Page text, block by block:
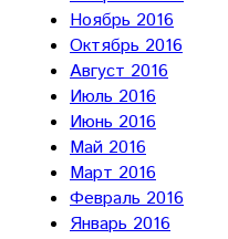
Ноябрь 2016
Октябрь 2016
Август 2016
Июль 2016
Июнь 2016
Май 2016
Март 2016
Февраль 2016
Январь 2016